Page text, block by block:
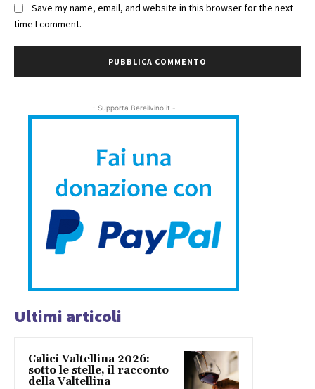
Save my name, email, and website in this browser for the next
time I comment.
- Supporta Bereilvino.it -
Ultimi articoli
Calici Valtellina 2026:
sotto le stelle, il racconto
della Valtellina